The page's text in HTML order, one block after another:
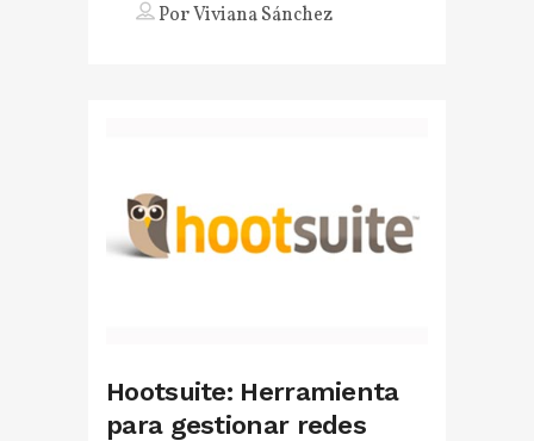
PorViviana Sánchez
Hootsuite: Herramienta
para gestionar redes